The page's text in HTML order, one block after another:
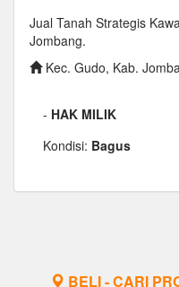
Jual Tanah Strategis
Jombang.
Kec. Gudo, Kab.
- HAK MILIK
Kondisi: Bagus
BELI - CARI